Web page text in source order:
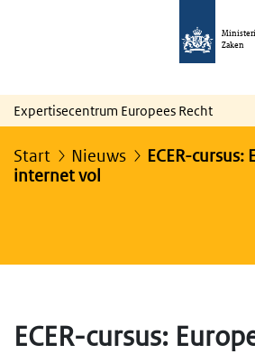
Zaken
Expertisecentrum Europees Recht
Start Nieuws
ECER-
internet vol
ECER-cursus: